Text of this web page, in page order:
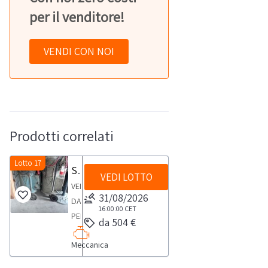
per il venditore!
VENDI CON NOI
Prodotti correlati
Lotto 17
Saldatrici TIG per alluminio
VENDITA
DA
PERSONA
FISICALotto
composto
Meccanica
VEDI LOTTO
31/08/2026
16:00:00 CET
da 504 €